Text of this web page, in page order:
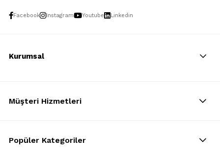
Facebook Instagram Youtube Linkedin
Kurumsal
Müşteri Hizmetleri
Popüler Kategoriler